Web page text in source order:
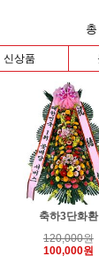
총
신상품
축하3단화환
120,000원
100,000원